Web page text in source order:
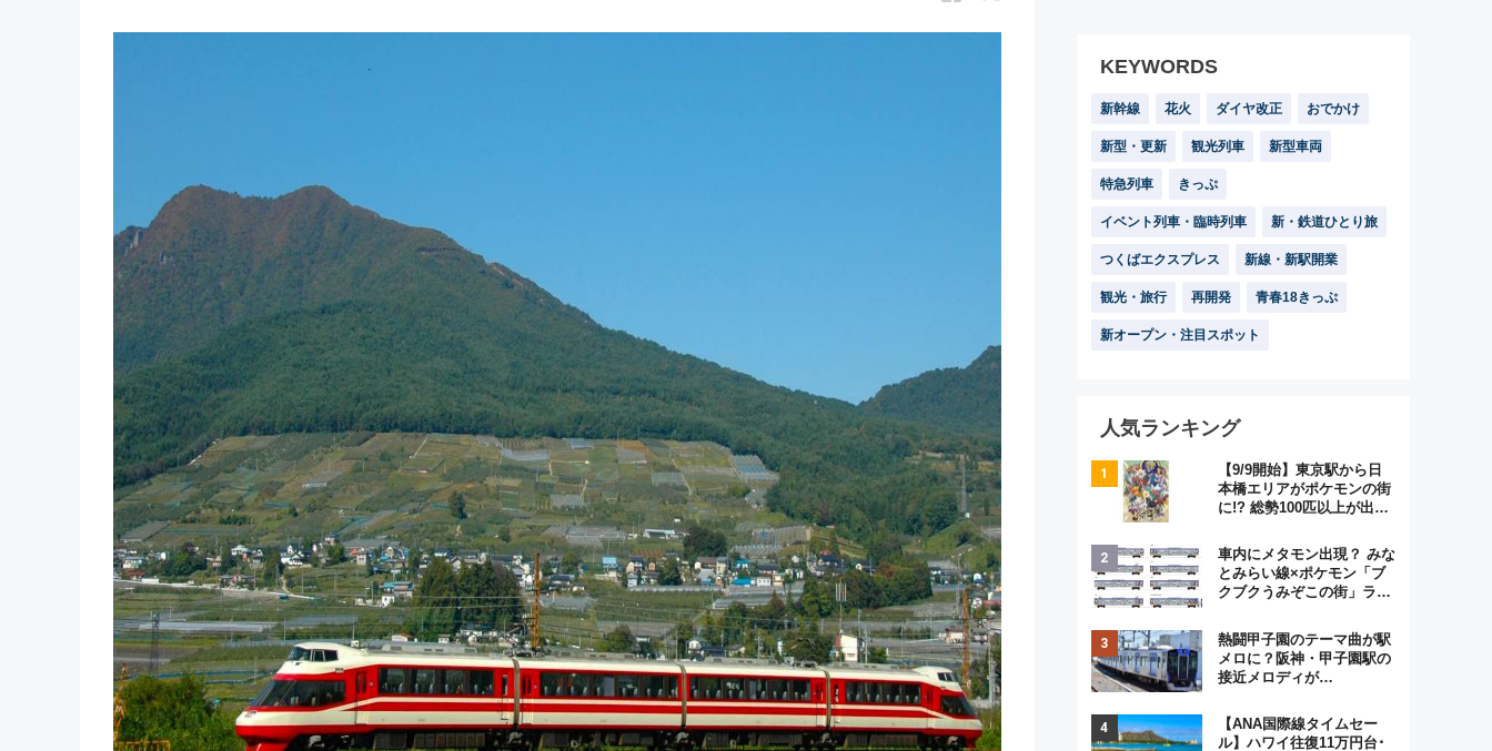
KEYWORDS
新幹線 花火 ダイヤ改正 おでかけ
新型・更新 観光列車 新型車両
特急列車 きっぷ
イベント列車・臨時列車 新・鉄道ひとり旅
つくばエクスプレス 新線・新駅開業
観光・旅行 再開発 青春18きっぷ
新オープン・注目スポット
人気ランキング
【9/9開始】東京駅から日
本橋エリアがポケモンの街
に!? 総勢100匹以上が出現
格謎解き・グッズ情報まと
め
車内にメタモン出現？ みな
とみらい線×ポケモン「ブ
クブクうみぞこの街」ラッ
この夏は直通列車で横浜
へ！
熱闘甲子園のテーマ曲が駅
メロに？阪神・甲子園駅の
接近メロディが
実アレンジの特別仕様へ、
8月5日始発から
【ANA国際線タイムセー
ル】ハワイ往復11万円台･